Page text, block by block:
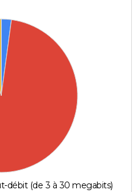
débit (de 3 à 30 megabits)